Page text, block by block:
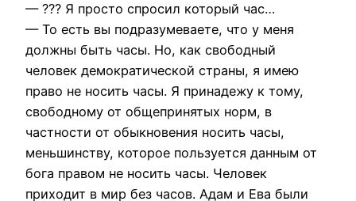
— ??? Я просто спросил который час…
— То есть вы подразумеваете, что у меня
должны быть часы. Но, как свободный
человек демократической страны, я имею
право не носить часы. Я принадежу к тому,
свободному от общепринятых норм, в
частности от обыкновения носить часы,
меньшинству, которое пользуется данным от
бога правом не носить часы. Человек
приходит в мир без часов. Адам и Ева были